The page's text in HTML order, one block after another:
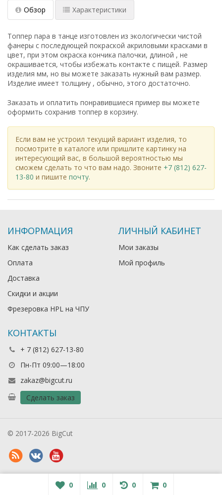
Обзор Характеристики
Топпер пара в танце изготовлен из экологически чистой
фанеры с последующей покраской акриловыми красками в
цвет, при этом окраска кончика палочки, длиной , не
окрашивается, чтобы избежать контакте с пищей. Размер
изделия мм, но вы можете заказать нужный вам размер.
Изделие имеет толщину , обычно, этого достаточно.
Заказать и оплатить понравившиеся пример вы можете
оформить сохранив топпер в корзину.
Если вам не устроил текущий вариант изделия, то
посмотрите в каталоге или пришлите картинку на
интересующий вас, в большой вероятностью мы
сможем сделать то что вам надо. Звоните +7 (812) 627-
13-80 и пишите почту.
ИНФОРМАЦИЯ
Как сделать заказ
Оплата
Доставка
Скидки и акции
Фрезеровка HPL на ЧПУ
ЛИЧНЫЙ КАБИНЕТ
Мои заказы
Мой профиль
КОНТАКТЫ
+ 7 (812) 627-13-80
Пн-Пт 09:00—18:00
zakaz@bigcut.ru
Сделать заказ
© 2017-2026 BigCut
0 0 0 0